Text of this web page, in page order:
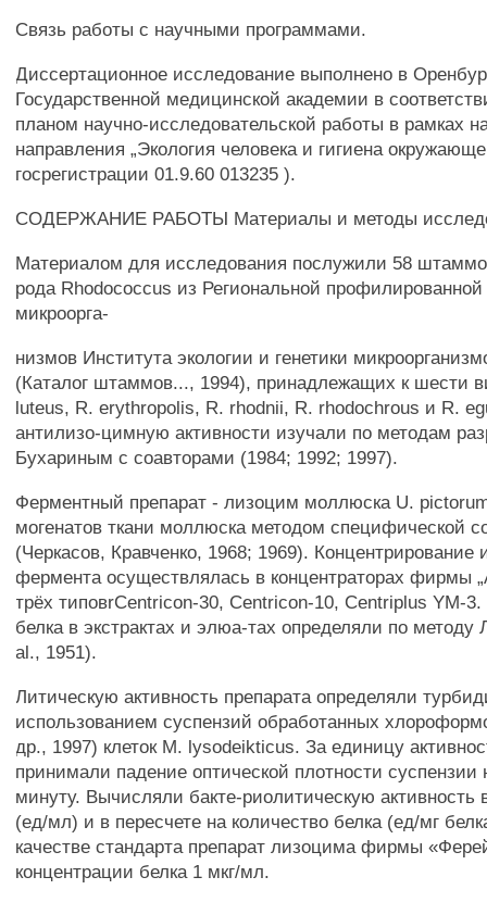
Связь работы с научными программами.
Диссертационное исследование выполнено в
Государственной медицинской академии в
планом научно-исследовательской работы в рамках
направления „Экология человека и гигиена
госрегистрации 01.9.60 013235 ).
СОДЕРЖАНИЕ РАБОТЫ Материалы и методы
Материалом для исследования послужили 58
рода Rhodococcus из Региональной
микроорга-
низмов Института экологии и генетики
(Каталог штаммов..., 1994), принадлежащих к шести
luteus, R. erythropolis, R. rhodnii, R. rhodochrous и R.
антилизо-цимную активности изучали по методам
Бухариным с соавторами (1984; 1992; 1997).
Ферментный препарат - лизоцим моллюска U.
могенатов ткани моллюска методом специфической
(Черкасов, Кравченко, 1968; 1969). Концентрирование
фермента осуществлялась в концентраторах фирмы
трёх типовrCentricon-30, Centricon-10, Centriplus YM-
белка в экстрактах и элюа-тах определяли по методу
al., 1951).
Литическую активность препарата определяли
использованием суспензий обработанных
др., 1997) клеток М. lysodeikticus. За единицу
принимали падение оптической плотности суспензии
минуту. Вычисляли бакте-риолитическую активность
(ед/мл) и в пересчете на количество белка (ед/мг
качестве стандарта препарат лизоцима фирмы
концентрации белка 1 мкг/мл.